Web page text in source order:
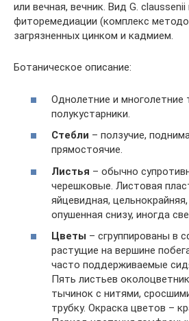
или вечная, вечник. Вид G.
фиторемедиации (комплекс
загрязненных цинком и кадмием.
Ботаническое описание:
Однолетние и многолетние
полукустарники.
Стебли – ползучие,
прямостоячие.
Листья – обычно
черешковые. Листовая
яйцевидная,
опушенная снизу, иногда
Цветы – сгруппированы в
растущие на вершине
часто поддерживаемые
Пять листьев
тычинок с нитями,
трубку. Окраска цветов –